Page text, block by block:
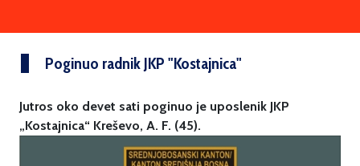
Poginuo radnik JKP "Kostajnica"
Jutros oko devet sati poginuo je uposlenik JKP
„Kostajnica“ Kreševo, A. F. (45).